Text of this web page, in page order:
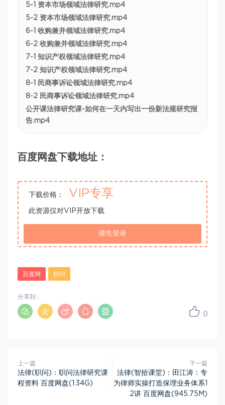
5-1 资本市场领域法律研究.mp4
5-2 资本市场领域法律研究.mp4
6-1 收购兼并领域法律研究.mp4
6-2 收购兼并领域法律研究.mp4
7-1 知识产权领域法律研究.mp4
7-2 知识产权领域法律研究.mp4
8-1 民商事诉讼领域法律研究.mp4
8-2 民商事诉讼领域法律研究.mp4
公开课法律研究课-如何在一天内写出一份新法规研究报
告.mp4
百度网盘下载地址：
下载价格： VIP专享
此资源仅对VIP开放下载
请先登录
百度网 职问
0
分享到：
上一篇
法律(职问)：职问法律研究课
程资料 百度网盘(1.34G)
下一篇
法律(智拾课堂)：田江涛：专
为律师实操打造保理业务体系1
2讲 百度网盘(945.75M)